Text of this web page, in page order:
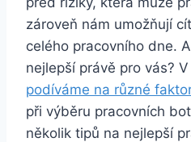
zároveň nám umožňují
celého pracovního dne.
nejlepší právě pro⁤ vás? ‍V
podíváme ‌na různé⁢
při ⁤výběru ⁤pracovních
několik ⁣tipů na nejlepší